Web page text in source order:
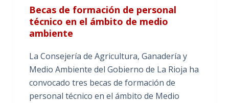
Becas de formación de personal
técnico en el ámbito de medio
ambiente
La Consejería de Agricultura, Ganadería y
Medio Ambiente del Gobierno de La Rioja ha
convocado tres becas de formación de
personal técnico en el ámbito de Medio